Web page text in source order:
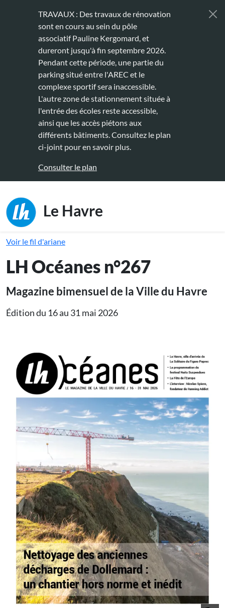
TRAVAUX : Des travaux de rénovation
sont en cours au sein du pôle
associatif Pauline Kergomard, et
dureront jusqu'à fin septembre 2026.
Pendant cette période, une partie du
parking situé entre l'AREC et le
complexe sportif sera inaccessible.
L'autre zone de stationnement située à
l'entrée des écoles reste accessible,
ainsi que les accès piétons aux
différents bâtiments. Consultez le plan
ci-joint pour en savoir plus.
Consulter le plan
Le Havre
Voir le fil d'ariane
LH Océanes n°267
Magazine bimensuel de la Ville du Havre
Édition du 16 au 31 mai 2026